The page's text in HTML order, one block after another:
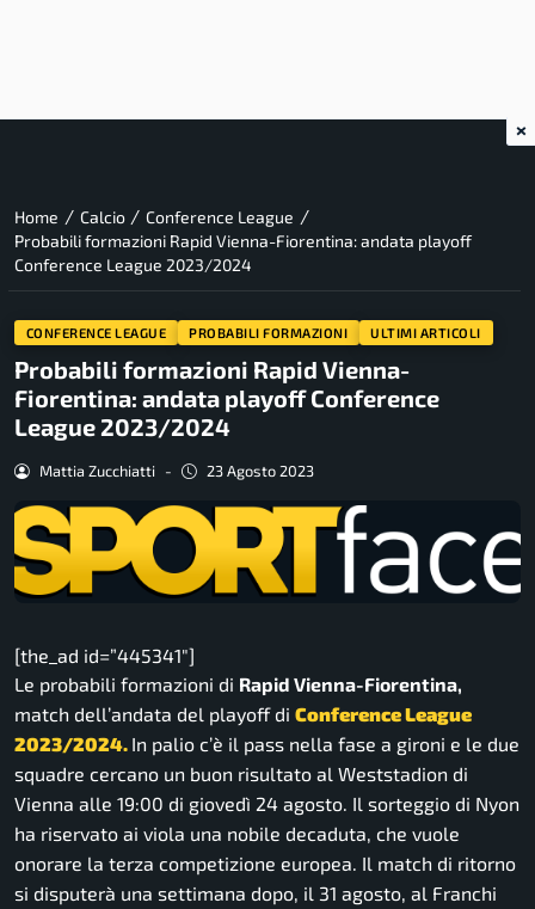
Home / Calcio / Conference League /
Probabili formazioni Rapid Vienna-Fiorentina: andata playoff
Conference League 2023/2024
CONFERENCE LEAGUE PROBABILI FORMAZIONI ULTIMI ARTICOLI
Probabili formazioni Rapid Vienna-
Fiorentina: andata playoff Conference
League 2023/2024
Mattia Zucchiatti - 23 Agosto 2023
[the_ad id=”445341″]
Le probabili formazioni di Rapid Vienna-Fiorentina,
match dell’andata del playoff di Conference League
2023/2024. In palio c’è il pass nella fase a gironi e le due
squadre cercano un buon risultato al Weststadion di
Vienna alle 19:00 di giovedì 24 agosto. Il sorteggio di Nyon
ha riservato ai viola una nobile decaduta, che vuole
onorare la terza competizione europea. Il match di ritorno
si disputerà una settimana dopo, il 31 agosto, al Franchi
×